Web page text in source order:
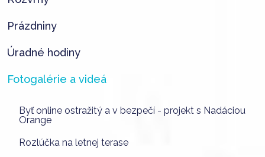
Prázdniny
Úradné hodiny
Fotogalérie a videá
Byť online ostražitý a v bezpečí - projekt s Nadáciou
Orange
Rozlúčka na letnej terase